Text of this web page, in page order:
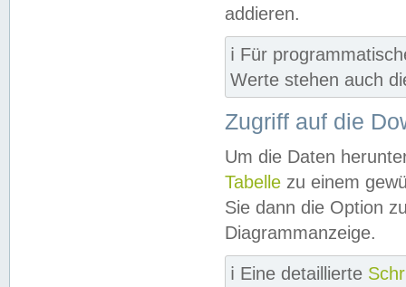
addieren.
ℹ️ Für
Werte stehen auch
Zugriff auf die
Um die Daten
Tabelle zu einem
Sie dann die Option
Diagrammanzeige.
ℹ️ Eine detaillierte